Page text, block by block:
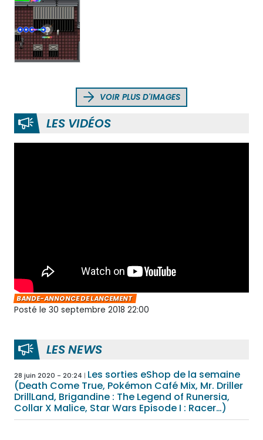
VOIR PLUS D'IMAGES
LES VIDÉOS
BANDE-ANNONCE DE LANCEMENT
Posté le 30 septembre 2018 22:00
LES NEWS
28 juin 2020 - 20:24
Les sorties eShop de la semaine
(Death Come True, Pokémon Café Mix, Mr. Driller
DrillLand, Brigandine : The Legend of Runersia,
Collar X Malice, Star Wars Episode I : Racer…)